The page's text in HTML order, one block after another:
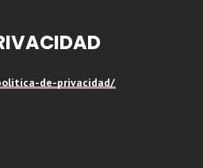
de-privacidad/